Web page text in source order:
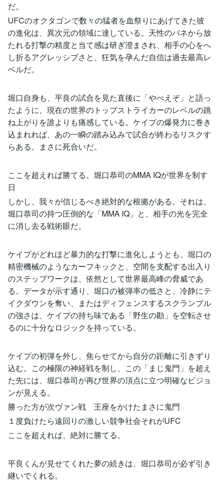
だ。
UFCのオクタゴンで数々の猛者を血祭りにあげてきた彼
の進化は、異次元の領域に達している。天性のバネから放
たれる打撃の精度と当て感は研ぎ澄まされ、相手の心をへ
し折るアグレッシブさと、狂気を孕んだ自信は過去最高レ
ベルだ。
堀口自身も、平良の試合を見た直後に「やべえぞ」と語っ
たように、現在の世界のトップストライカーのレベルの跳
ね上がりを誰よりも痛感している。ケイプの爆発力に巻き
込まれれば、あの一瞬の踏み込みで試合が終わるリスクす
らある。まさに死合いだ。
ここを超えれば勝てる。堀口恭司のMMA IQが世界を制す
日
しかし、我々が信じるべき絶対的な根拠がある。それは、
堀口恭司の持つ圧倒的な「MMA IQ」と、相手の光を完全
に消し去る戦術眼だ。
ケイプがどれほど暴力的な打撃に進化しようとも、堀口の
精密機械のようなカーフキックと、空間を支配する出入り
のステップワークは、依然として世界最高峰の脅威であ
る。データが示す通り、堀口の被弾率の低さと、冷静にテ
イクダウンを奪い、またはディフェンスするスクランブル
の強さは、ケイプの持ち味である「野生の勘」を空転させ
るのに十分なロジックを持っている。
ケイプの初弾を外し、焦らせてから自分の距離に引きずり
込む。この極限の神経戦を制し、この「まじ鬼門」を超え
た先には、堀口恭司が再び世界の頂点に立つ明確なビジョ
ンが見える。
勝った方が次ヴァン戦 王座をかけたまさに鬼門
１度負けたら遠回りの激しい競争社会それがUFC
ここを超えれば、絶対に勝てる。
平良くんが見せてくれた夢の続きは、堀口恭司が必ず引き
継いでくれる。